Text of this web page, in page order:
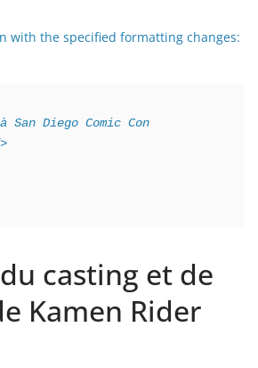
with the specified formatting changes:
San Diego Comic Con
casting et de
Kamen Rider